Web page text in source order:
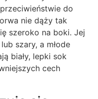
do
nie dąży tak
szeroko na boki. Jej
szary, a młode
biały, lepki sok
cech